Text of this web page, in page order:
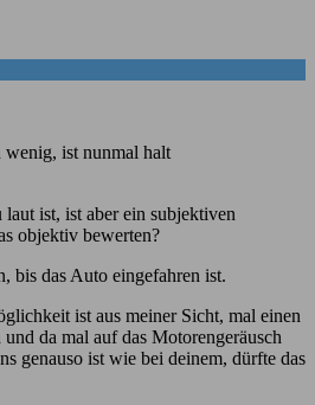
ist nunmal halt
ist, ist aber ein subjektiven
objektiv bewerten?
bis das Auto eingefahren ist.
ist aus meiner Sicht, mal einen
da mal auf das Motorengeräusch
genauso ist wie bei deinem, dürfte das